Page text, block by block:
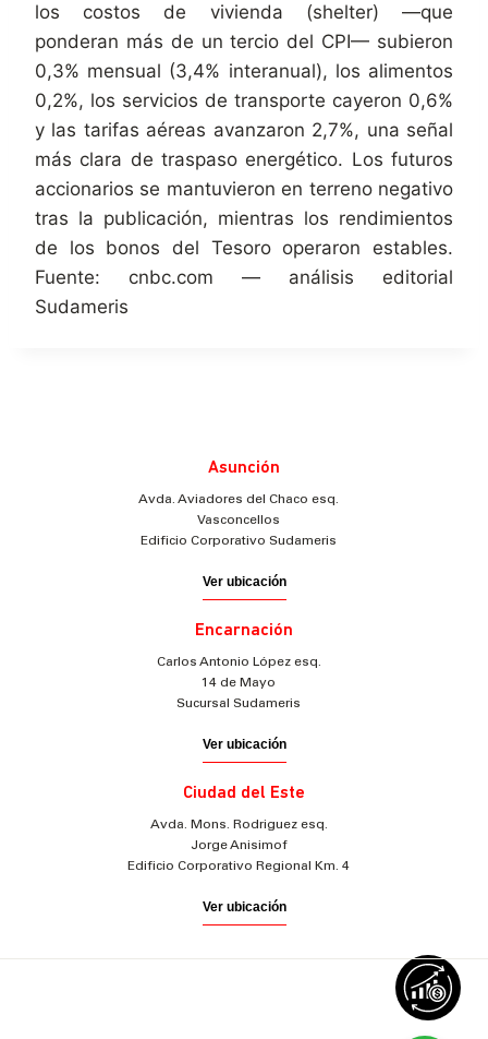
los costos de vivienda (shelter) —que
ponderan más de un tercio del CPI— subieron
0,3% mensual (3,4% interanual), los alimentos
0,2%, los servicios de transporte cayeron 0,6%
y las tarifas aéreas avanzaron 2,7%, una señal
más clara de traspaso energético. Los futuros
accionarios se mantuvieron en terreno negativo
tras la publicación, mientras los rendimientos
de los bonos del Tesoro operaron estables.
Fuente: cnbc.com — análisis editorial
Sudameris
Asunción
Avda. Aviadores del Chaco esq.
Vasconcellos
Edificio Corporativo Sudameris
Ver ubicación
Encarnación
Carlos Antonio López esq.
14 de Mayo
Sucursal Sudameris
Ver ubicación
Ciudad del Este
Avda. Mons. Rodriguez esq.
Jorge Anisimof
Edificio Corporativo Regional Km. 4
Ver ubicación